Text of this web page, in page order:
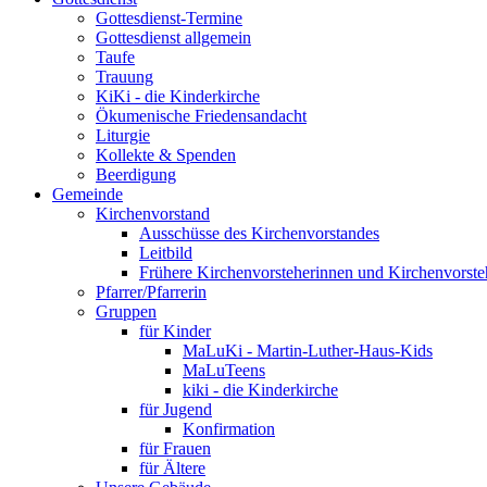
Gottesdienst-Termine
Gottesdienst allgemein
Taufe
Trauung
KiKi - die Kinderkirche
Ökumenische Friedensandacht
Liturgie
Kollekte & Spenden
Beerdigung
Gemeinde
Kirchenvorstand
Ausschüsse des Kirchenvorstandes
Leitbild
Frühere Kirchenvorsteherinnen und
Pfarrer/Pfarrerin
Gruppen
für Kinder
MaLuKi - Martin-Luther-Haus-Kids
MaLuTeens
kiki - die Kinderkirche
für Jugend
Konfirmation
für Frauen
für Ältere